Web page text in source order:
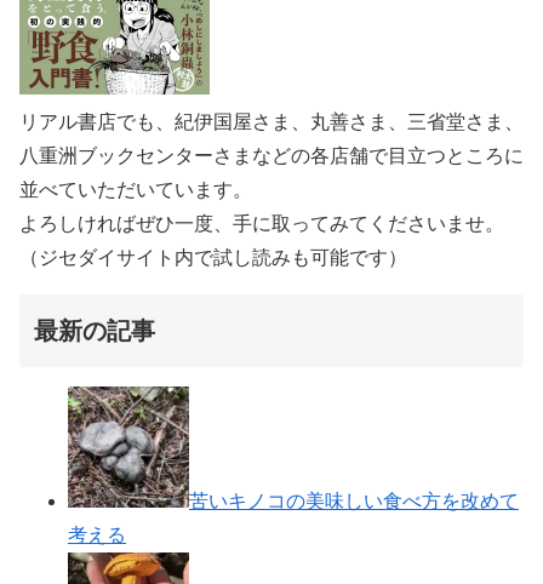
リアル書店でも、紀伊国屋さま、丸善さま、三省堂さま、
八重洲ブックセンターさまなどの各店舗で目立つところに
並べていただいています。
よろしければぜひ一度、手に取ってみてくださいませ。
（ジセダイサイト内で試し読みも可能です）
最新の記事
苦いキノコの美味しい食べ方を改めて
考える